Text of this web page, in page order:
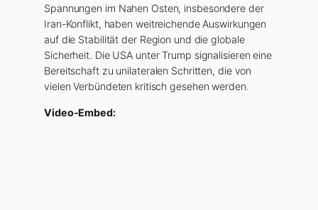
Spannungen im Nahen Osten, insbesondere der
Iran-Konflikt, haben weitreichende Auswirkungen
auf die Stabilität der Region und die globale
Sicherheit. Die USA unter Trump signalisieren eine
Bereitschaft zu unilateralen Schritten, die von
vielen Verbündeten kritisch gesehen werden.
Video-Embed: